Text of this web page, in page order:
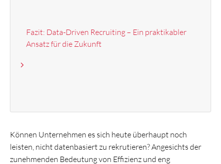
Fazit: Data-Driven Recruiting – Ein praktikabler
Ansatz für die Zukunft
Können Unternehmen es sich heute überhaupt noch
leisten, nicht datenbasiert zu rekrutieren? Angesichts der
zunehmenden Bedeutung von Effizienz und eng